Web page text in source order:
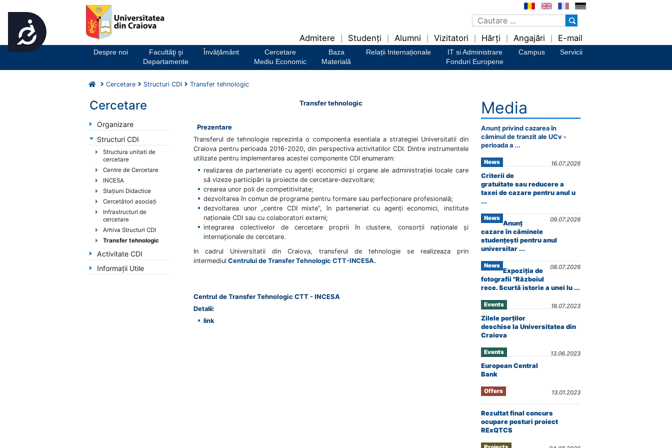
Accesibilitate
Notă:
Acest
website
un
Admitere Studenți Alumni Vizitatori Hărți Angajări E-mail
Despre noi
Facultăţi şi
Departamente
Învățământ
Cercetare
Mediu Economic
Baza
Materială
Relații Internaționale
IT si Administrare
Fonduri Europene
Campus Servicii
Cercetare Structuri CDI Transfer tehnologic
Cercetare
Organizare
Structuri CDI
Structura unitati de
cercetare
Centre de Cercetare
INCESA
Stațiuni Didactice
Cercetători asociați
Infrastructuri de
cercetare
Arhiva Structuri CDI
Transfer tehnologic
Activitate CDI
Informaţii Utile
Transfer tehnologic
Prezentare
Transferul de tehnologie reprezinta o componenta esentiala a strategiei Universitatii din
Craiova pentru perioada 2016-2020, din perspectiva activitatilor CDI. Dintre instrumentele
utilizate pentru implementarea acestei componente CDI enumeram:
realizarea de parteneriate cu agenţi economici şi organe ale administraţiei locale care
să vizeze participări la proiecte de cercetare-dezvoltare;
crearea unor poli de competitivitate;
dezvoltarea în comun de programe pentru formare sau perfecționare profesională;
dezvoltarea unor „centre CDI mixte”, în parteneriat cu agenți economici, institute
naționale CDI sau cu colaboratori externi;
integrarea colectivelor de cercetare proprii în clustere, consorţii naţionale şi
internaţionale de cercetare.
In cadrul Universitatii din Craiova, transferul de tehnologie se realizeaza prin
intermediul Centrului de Transfer Tehnologic CTT-INCESA.
Centrul de Transfer Tehnologic CTT - INCESA
Detalii:
link
Media
Anunț privind cazarea în
căminul de tranzit ale UCv -
perioada a ...
News 16.07.2026
Criterii de
gratuitate sau reducere a
taxei de cazare pentru anul u
...
News 09.07.2026
Anunț
cazare în căminele
studențești pentru anul
universitar ...
News 08.07.2026
Expoziția de
fotografii "Războiul
rece. Scurtă istorie a unei lu ...
Events 18.07.2023
Zilele porților
deschise la Universitatea din
Craiova
Events 13.06.2023
European Central
Bank
Offers 13.01.2023
Rezultat final concurs
ocupare posturi proiect
RExQTCS